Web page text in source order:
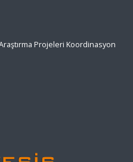
Projeleri Koordinasyon